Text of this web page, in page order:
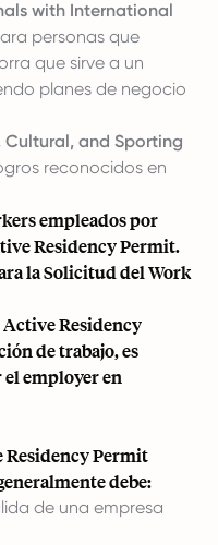
with International
personas que
que sirve a un
planes de negocio
Cultural, and Sporting
reconocidos en
empleados por
Residency Permit.
la Solicitud del Work
Residency
de trabajo, es
employer en
Residency Permit
debe:
de una empresa